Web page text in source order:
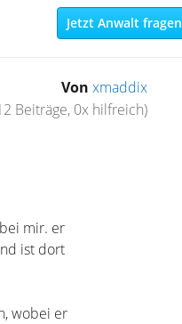
Jetzt Anwalt fragen
Von xmaddix
Beiträge, 0x hilfreich)
mir. er
ist dort
wobei er